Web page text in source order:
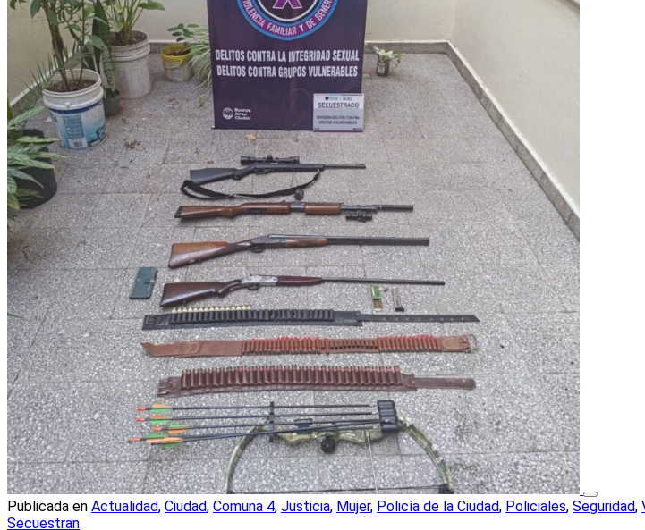
Publicada en Actualidad, Ciudad, Comuna 4, Justicia, Mujer, Policía de la Ciudad, Policiales, Seguridad,
Secuestran